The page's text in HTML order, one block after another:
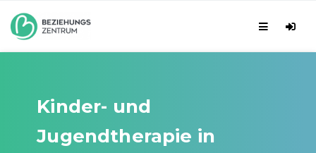
Kinder- und
Jugendtherapie in